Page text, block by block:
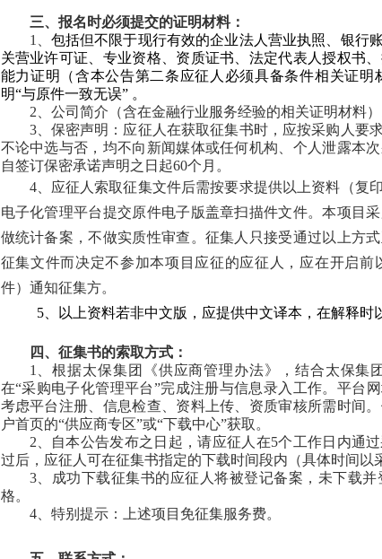
三、报名时必须提交的证明材料：
1、 包括但不限于现行有效的企业法人营业执照、银行
关营业许可证、专业资格、资质证书、法定代表人授权书
能力证明（含本公告第二条应征人必须具备条件相关证
明“与原件一致无误” 。
2、公司简介（含在金融行业服务经验的相关证明材料）
3、保密声明：应征人在获取征集书时，应按采购人要
不论中选与否，均不向新闻媒体或任何机构、个人泄露本
自签订保密承诺声明之日起60个月。
4、应征人索取征集文件后需按要求提供以上资料（复
电子化管理平台提交原件电子版盖章扫描件文件。本项目
做统计备案，不做实质性审查。征集人只接受通过以上方
征集文件而决定不参加本项目应征的应征人，应在开启
件）通知征集方。
5、以上资料若非中文版，应提供中文译本，在解释时
四、征集书的索取方式：
1、根据太保集团《供应商管理办法》，结合太保集
在“采购电子化管理平台”完成注册与信息录入工作。平台网
考虑平台注册、信息检查、资料上传、 资质审核所需时间
户首页的“供应商专区”或“下载中心”获取。
2、
自本公告发布之日起，请应征人在5个工作日内通
过后，应征人可在征集书指定的下载时间段内（具体时间以
3、
成功下载征集书的应征人将被登记备案，未下载
格。
4、特别提示：上述项目免征集服务费。